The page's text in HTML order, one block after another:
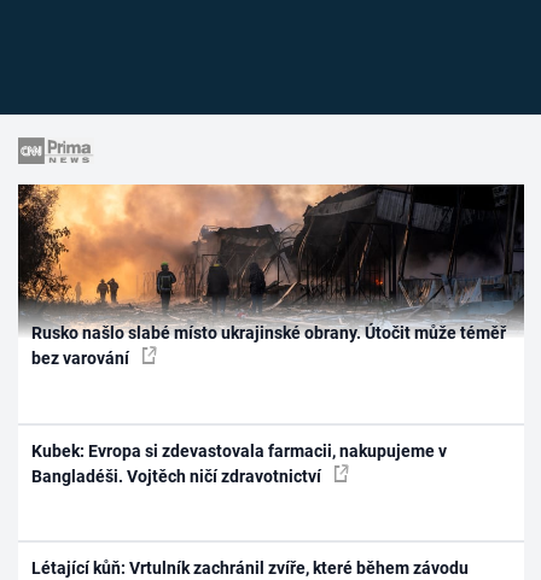
Rusko našlo slabé místo ukrajinské obrany. Útočit může téměř
bez varování
Kubek: Evropa si zdevastovala farmacii, nakupujeme v
Bangladéši. Vojtěch ničí zdravotnictví
Létající kůň: Vrtulník zachránil zvíře, které během závodu